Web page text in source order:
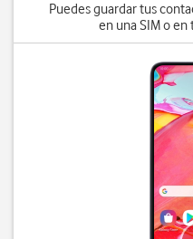
Puedes guardar tus
en una SIM o